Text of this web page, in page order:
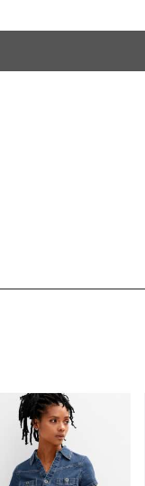
CLOTHING